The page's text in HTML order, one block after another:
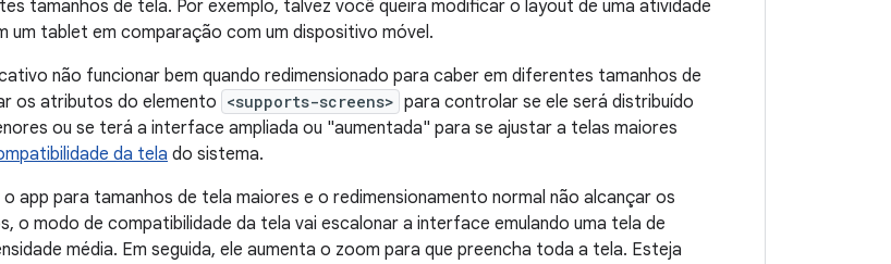
tamanhos de tela. Por exemplo, talvez você queira modificar o layout de uma atividade
um tablet em comparação com um dispositivo móvel.
não funcionar bem quando redimensionado para caber em diferentes tamanhos de
os atributos do elemento <supports-screens> para controlar se ele será distribuído
ou se terá a interface ampliada ou "aumentada" para se ajustar a telas maiores
da tela do sistema.
app para tamanhos de tela maiores e o redimensionamento normal não alcançar os
o modo de compatibilidade da tela vai escalonar a interface emulando uma tela de
média. Em seguida, ele aumenta o zoom para que preencha toda a tela. Esteja